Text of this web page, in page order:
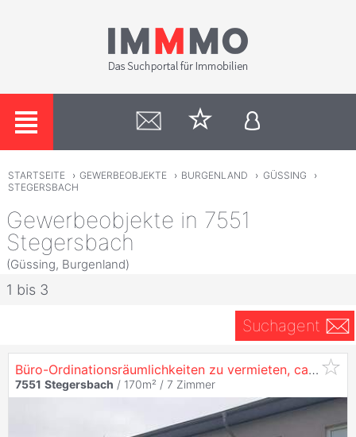
STARTSEITE › GEWERBEOBJEKTE › BURGENLAND › GÜSSING
›
STEGERSBACH
Gewerbeobjekte in 7551
Stegersbach
(Güssing, Burgenland)
1 bis 3
Suchagent
Büro-Ordinationsräumlichkeiten zu vermieten, ca.180 m² barrierefrei
7551 Stegersbach / 170m² / 7 Zimmer